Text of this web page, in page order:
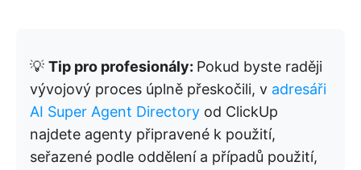
💡 Tip pro profesionály: Pokud byste raději
vývojový proces úplně přeskočili, v adresáři
AI Super Agent Directory od ClickUp
najdete agenty připravené k použití,
seřazené podle oddělení a případů použití,